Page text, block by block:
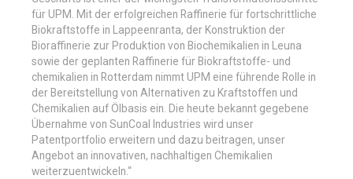
für UPM. Mit der erfolgreichen Raffinerie für fortschrittliche
Biokraftstoffe in Lappeenranta, der Konstruktion der
Bioraffinerie zur Produktion von Biochemikalien in Leuna
sowie der geplanten Raffinerie für Biokraftstoffe- und
chemikalien in Rotterdam nimmt UPM eine führende Rolle in
der Bereitstellung von Alternativen zu Kraftstoffen und
Chemikalien auf Ölbasis ein. Die heute bekannt gegebene
Übernahme von SunCoal Industries wird unser
Patentportfolio erweitern und dazu beitragen, unser
Angebot an innovativen, nachhaltigen Chemikalien
weiterzuentwickeln.“